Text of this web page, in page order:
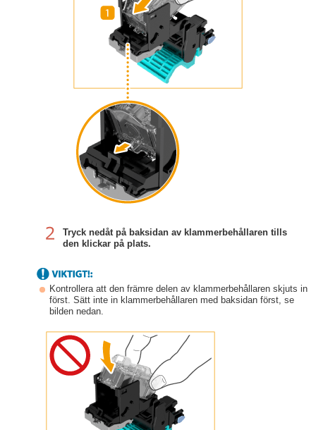
Tryck nedåt på baksidan av klammerbehållaren tills
den klickar på plats.
Kontrollera att den främre delen av klammerbehållaren skjuts in
först. Sätt inte in klammerbehållaren med baksidan först, se
bilden nedan.